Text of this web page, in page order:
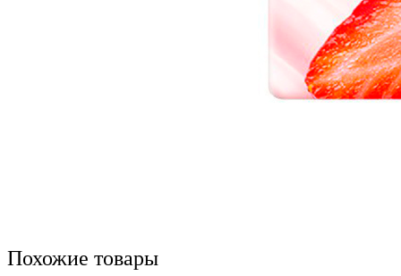
Похожие товары